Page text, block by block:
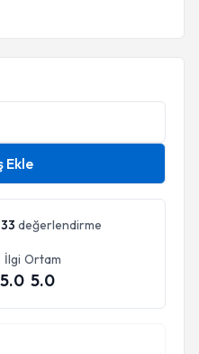
Ekle
33 değerlendirme
İlgi
5.0
Ortam
5.0